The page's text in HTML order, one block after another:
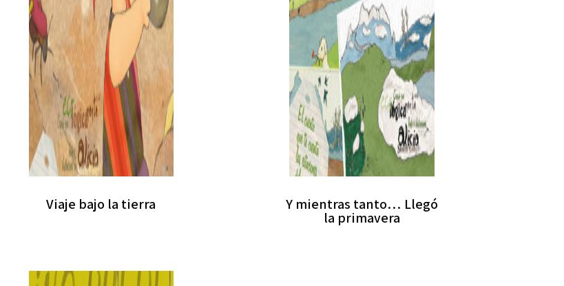
Viaje bajo la tierra Y mientras tanto… Llegó
la primavera